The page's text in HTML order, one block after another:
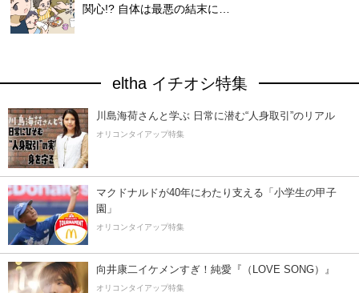
関心!? 自体は最悪の結末に…
eltha イチオシ特集
川島海荷さんと学ぶ 日常に潜む“人身取引”のリアル
オリコンタイアップ特集
マクドナルドが40年にわたり支える「小学生の甲子
園」
オリコンタイアップ特集
向井康二イケメンすぎ！純愛『（LOVE SONG）』
オリコンタイアップ特集